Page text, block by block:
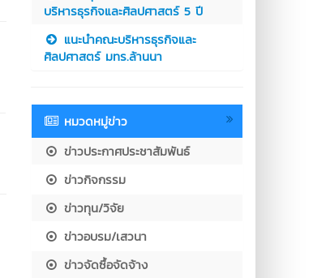
บริหารธุรกิจและศิลปศาสตร์ 5 ปี
แนะนำคณะบริหารธุรกิจและ
ศิลปศาสตร์ มทร.ล้านนา
หมวดหมู่ข่าว
ข่าวประกาศประชาสัมพันธ์
ข่าวกิจกรรม
ข่าวทุน/วิจัย
ข่าวอบรม/เสวนา
ข่าวจัดซื้อจัดจ้าง